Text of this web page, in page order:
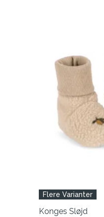
Flere Varianter
Konges Sløjd